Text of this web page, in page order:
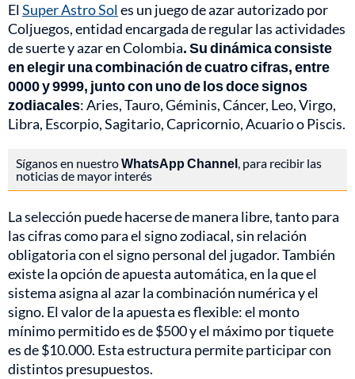
ElSuper Astro Soles un juego de azar autorizado por
Coljuegos, entidad encargada de regular las actividades
de suerte y azar en Colombia. Su dinámica consiste
en elegir una combinación de cuatro cifras, entre
0000 y 9999, junto con uno de los doce signos
zodiacales: Aries, Tauro, Géminis, Cáncer, Leo, Virgo,
Libra, Escorpio, Sagitario, Capricornio, Acuario o Piscis.
Síganos en nuestroWhatsApp Channel, para recibir las
noticias de mayor interés
La selección puede hacerse de manera libre, tanto para
las cifras como para el signo zodiacal, sin relación
obligatoria con el signo personal del jugador. También
existe la opción de apuesta automática, en la que el
sistema asigna al azar la combinación numérica y el
signo. El valor de la apuesta es flexible: el monto
mínimo permitido es de $500 y el máximo por tiquete
es de $10.000. Esta estructura permite participar con
distintos presupuestos.